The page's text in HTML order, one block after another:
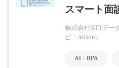
スマート
株式会社NTTデ
ビ「AiBou」
AI・RPA